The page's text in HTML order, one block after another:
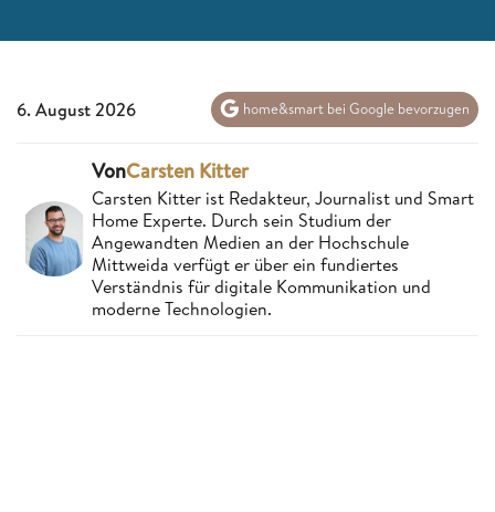
6. August 2026 home&smart bei Google bevorzugen
VonCarsten Kitter
Carsten Kitter ist Redakteur, Journalist und Smart
Home Experte. Durch sein Studium der
Angewandten Medien an der Hochschule
Mittweida verfügt er über ein fundiertes
Verständnis für digitale Kommunikation und
moderne Technologien.